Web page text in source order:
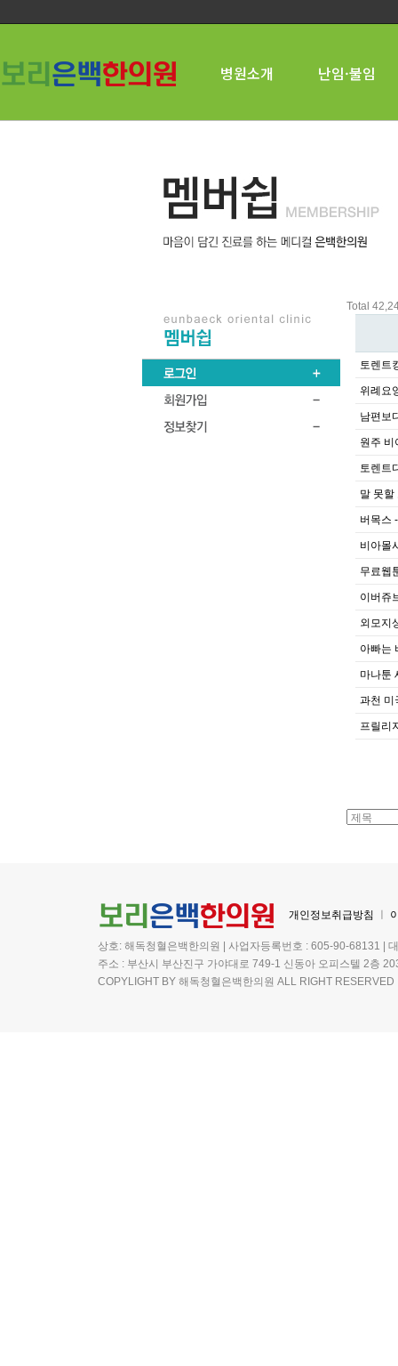
병원소개 난임·불임
Total
토렌트
위례요
남편보
원주
토렌트
말 못
버목스
비아몰
무료웹
이버쥬
외모지
아빠는
마나툰
과천 미
프릴리
개인정보취급방침
상호: 해독청혈은백한의원 | 사업자등록번호 : 605-90-68131 |
주소 : 부산시 부산진구 가야대로 749-1 신동아 오피스텔 2층
COPYLIGHT BY 해독청혈은백한의원 ALL RIGHT RESERVED